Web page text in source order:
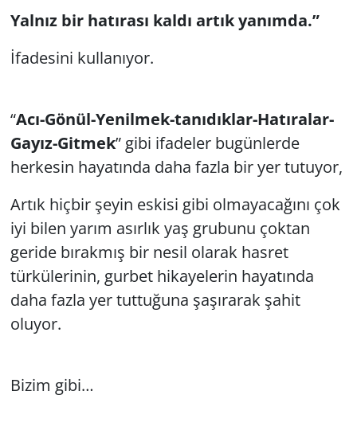
Yalnız bir hatırası kaldı artık yanımda.”
İfadesini kullanıyor.
“Acı-Gönül-Yenilmek-tanıdıklar-Hatıralar-
Gayız-Gitmek” gibi ifadeler bugünlerde
herkesin hayatında daha fazla bir yer tutuyor,
Artık hiçbir şeyin eskisi gibi olmayacağını çok
iyi bilen yarım asırlık yaş grubunu çoktan
geride bırakmış bir nesil olarak hasret
türkülerinin, gurbet hikayelerin hayatında
daha fazla yer tuttuğuna şaşırarak şahit
oluyor.
Bizim gibi…